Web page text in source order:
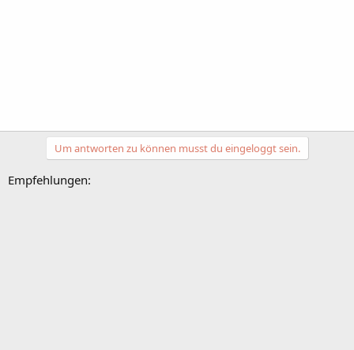
Um antworten zu können musst du eingeloggt sein.
Empfehlungen: